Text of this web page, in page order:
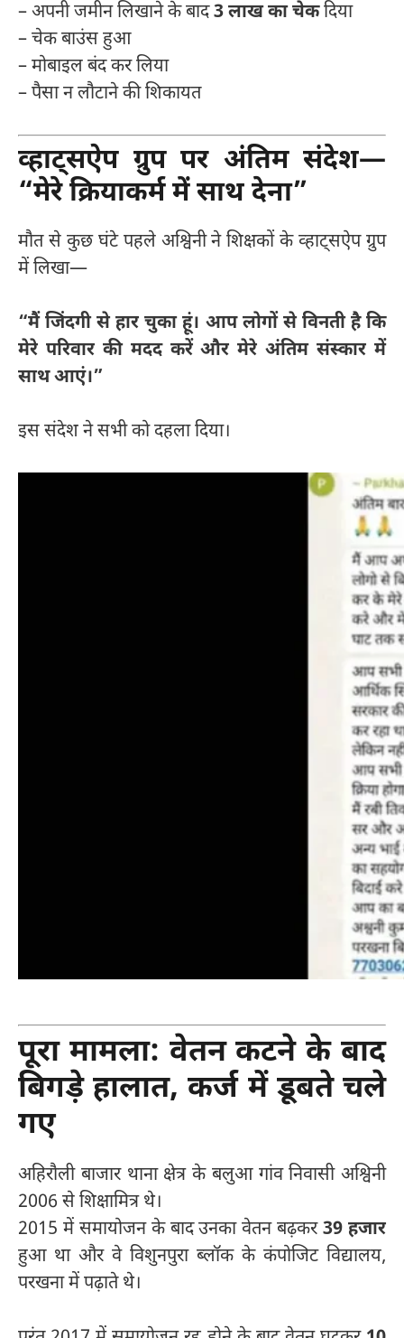
– अपनी जमीन लिखाने के बाद3 लाख का चेकदिया
– चेक बाउंस हुआ
– मोबाइल बंद कर लिया
– पैसा न लौटाने की शिकायत
व्हाट्सऐप ग्रुप पर अंतिम संदेश—
“मेरे क्रियाकर्म में साथ देना”
मौत से कुछ घंटे पहले अश्विनी ने शिक्षकों के व्हाट्सऐप ग्रुप
में लिखा—
“मैं जिंदगी से हार चुका हूं। आप लोगों से विनती है कि
मेरे परिवार की मदद करें और मेरे अंतिम संस्कार में
साथ आएं।”
इस संदेश ने सभी को दहला दिया।
पूरा मामला: वेतन कटने के बाद
बिगड़े हालात, कर्ज में डूबते चले
गए
अहिरौली बाजार थाना क्षेत्र के बलुआ गांव निवासी अश्विनी
2006 से शिक्षामित्र थे।
2015 में समायोजन के बाद उनका वेतन बढ़कर39 हजार
हुआ था और वे विशुनपुरा ब्लॉक के कंपोजिट विद्यालय,
परखना में पढ़ाते थे।